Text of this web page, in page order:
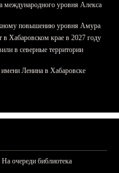
международного уровня Алекса
повышению уровня Амура
Хабаровском крае в 2027 году
в северные территории
Ленина в Хабаровске
очереди библиотека